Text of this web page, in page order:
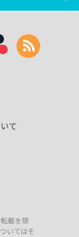
て
載を禁
いてはそ